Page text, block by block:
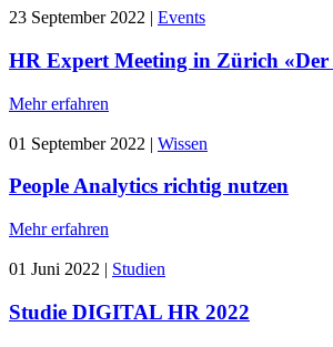
23 September 2022 | Events
HR Expert Meeting in Zürich
Mehr erfahren
01 September 2022 | Wissen
People Analytics richtig nutzen
Mehr erfahren
01 Juni 2022 | Studien
Studie DIGITAL HR 2022